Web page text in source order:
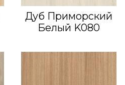
Дуб Приморский
Белый K080